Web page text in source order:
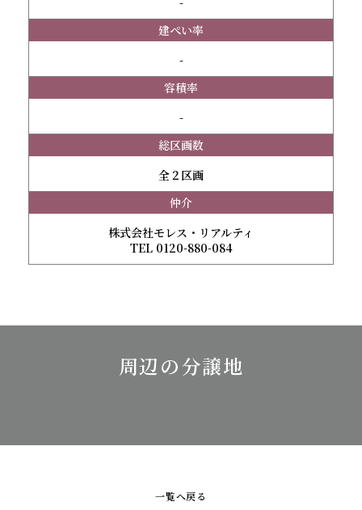
建ぺい率
-
容積率
-
総区画数
全２区画
仲介
株式会社モレス・リアルティ
TEL 0120-880-084
周辺の分譲地
一覧へ戻る